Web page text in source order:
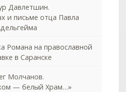
Давлетшин.
и письме отца Павла
Романа на православной
в Саранске
Молчанов.
— белый Храм…»